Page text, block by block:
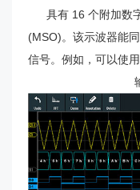
具有 16 个附加数
(MSO)。该示波器能
信号。例如，可以使